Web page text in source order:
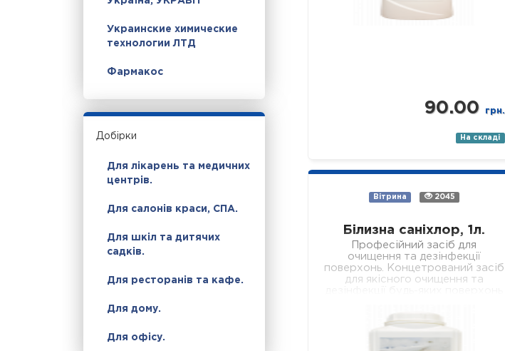
Украинские химические
технологии ЛТД
Фармакос
Добірки
Для лікарень та медичних
центрів.
Для салонів краси, СПА.
Для шкіл та дитячих
садків.
Для ресторанів та кафе.
Для дому.
Для офісу.
90.00 грн.
На складі
Вітрина 2045
Білизна саніхлор, 1л.
Професійний засіб для
очищення та дезінфекції
поверхонь. Концетрований засіб
для якісного очищення та
раковини, ванни, душові піддони
тощо). Засіб якісно…